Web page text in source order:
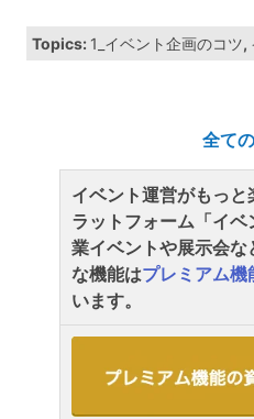
Topics: 1_イベント企画のコツ,
全て
イベント運営がもっ
ラットフォーム「イ
業イベントや展示会
な機能はプレミアム機
います。